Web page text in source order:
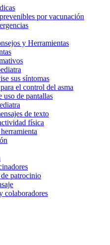
por vacunación
y Herramientas
sus síntomas
el control del asma
uso de pantallas
de texto
física
patrocinio
colaboradores